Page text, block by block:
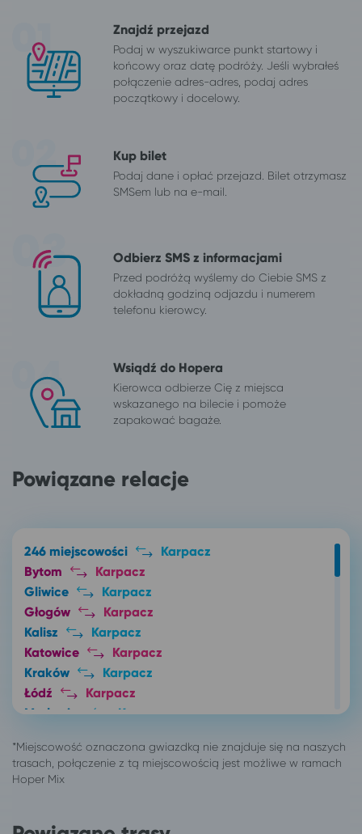
Znajdź przejazd
Podaj w wyszukiwarce punkt startowy i
końcowy oraz datę podróży. Jeśli wybrałeś
połączenie adres-adres, podaj adres
początkowy i docelowy.
Kup bilet
Podaj dane i opłać przejazd. Bilet otrzymasz
SMSem lub na e-mail.
Odbierz SMS z informacjami
Przed podróżą wyślemy do Ciebie SMS z
dokładną godziną odjazdu i numerem
telefonu kierowcy.
Wsiądź do Hopera
Kierowca odbierze Cię z miejsca
wskazanego na bilecie i pomoże
zapakować bagaże.
Powiązane relacje
246 miejscowości
Karpacz
Bytom
Karpacz
Gliwice
Karpacz
Głogów
Karpacz
Kalisz
Karpacz
Katowice
Karpacz
Kraków
Karpacz
Łódź
Karpacz
Mysłowice
Karpacz
Ostrów Wielkopolski
Karpacz
Poznań
Karpacz